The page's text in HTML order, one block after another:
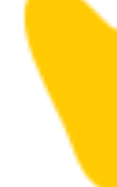
Muzeum składa się ze
Kolekcji Sztuki Sakralnej oraz
W Kolekcji Sztuki Sakralnej
namalowane przez mnicha
oraz inne ikony z jego
znakomitym malarzem ikon i
Athienou, dlatego muzeum
cześć. W Pracowni
są ikony i mozaiki braci
Kolekcja etnograficzna
ludzi XX wieku poprzez